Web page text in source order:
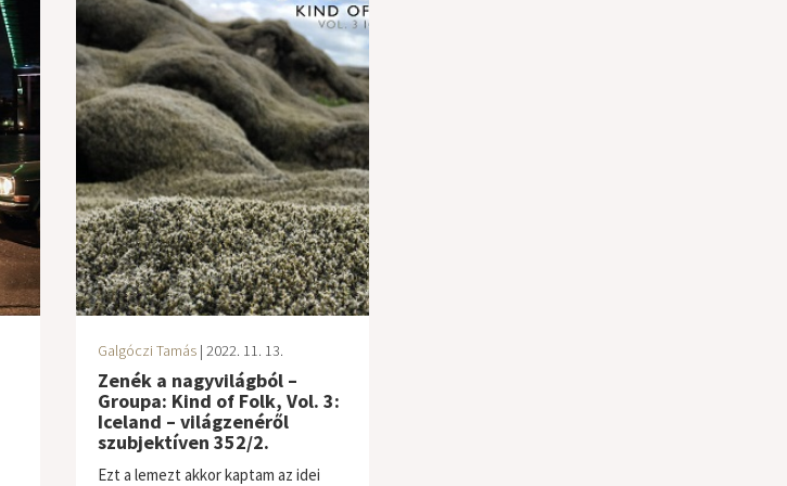
Galgóczi Tamás| 2022. 11. 13.
Zenék a nagyvilágból –
Groupa: Kind of Folk, Vol. 3:
Iceland – világzenéről
szubjektíven 352/2.
Ezt a lemezt akkor kaptam az idei